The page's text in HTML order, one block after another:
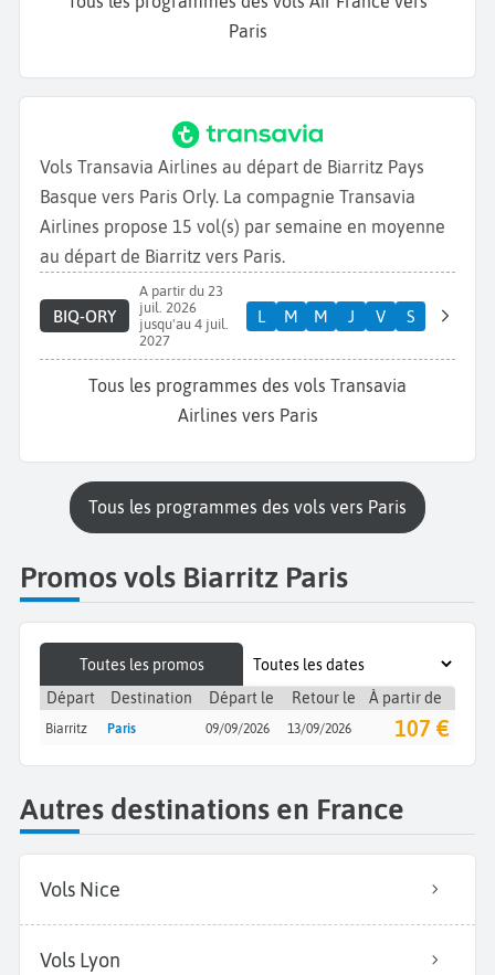
Paris
Vols Transavia Airlines au départ de Biarritz Pays
Basque vers Paris Orly. La compagnie Transavia
Airlines propose 15 vol(s) par semaine en moyenne
au départ de Biarritz vers Paris.
BIQ-ORY
A partir du 23
juil. 2026
jusqu'au 4 juil.
2027
L M M J V S
Tous les programmes des vols Transavia
Airlines vers Paris
Tous les programmes des vols vers Paris
Promos vols Biarritz Paris
Toutes les promos
Départ
Destination Départ le Retour le À partir de
Biarritz Paris 09/09/2026 13/09/2026 107 €
Autres destinations en France
Vols Nice
Vols Lyon